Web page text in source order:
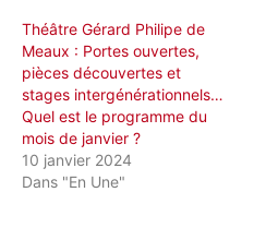
Théâtre Gérard Philipe de
Meaux : Portes ouvertes,
pièces découvertes et
stages intergénérationnels…
Quel est le programme du
mois de janvier ?
10 janvier 2024
Dans "En Une"